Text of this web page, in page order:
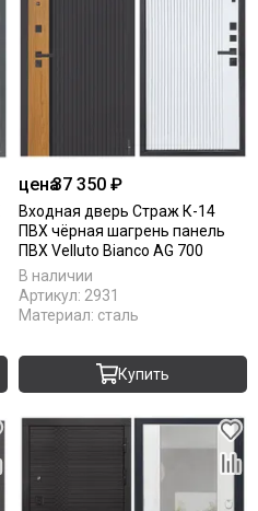
цена37 350 ₽
Входная дверь Страж К-14
ПВХ чёрная шагрень панель
ПВХ Velluto Bianco AG 700
В наличии
Артикул: 2931
Материал: сталь
Купить